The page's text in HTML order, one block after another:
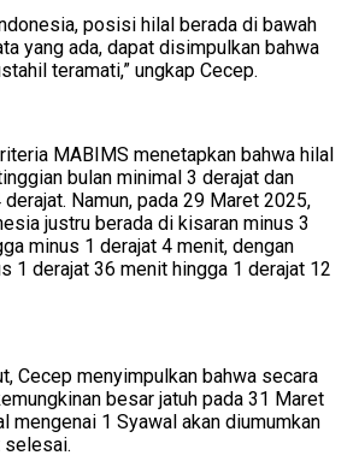
posisi hilal berada di bawah
yang ada, dapat disimpulkan bahwa
teramati,” ungkap Cecep.
MABIMS menetapkan bahwa hilal
bulan minimal 3 derajat dan
Namun, pada 29 Maret 2025,
justru berada di kisaran minus 3
minus 1 derajat 4 menit, dengan
1 derajat 36 menit hingga 1 derajat 12
Cecep menyimpulkan bahwa secara
besar jatuh pada 31 Maret
mengenai 1 Syawal akan diumumkan